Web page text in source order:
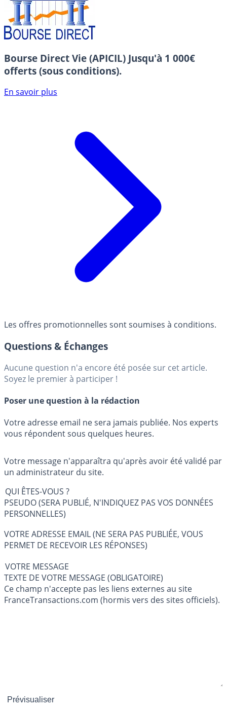
Bourse Direct Vie (APICIL) Jusqu'à 1 000€
offerts (sous conditions).
En savoir plus
Les offres promotionnelles sont soumises à conditions.
Questions & Échanges
Aucune question n'a encore été posée sur cet article.
Soyez le premier à participer !
Poser une question à la rédaction
Votre adresse email ne sera jamais publiée. Nos experts
vous répondent sous quelques heures.
Votre message n'apparaîtra qu'après avoir été validé par
un administrateur du site.
QUI ÊTES-VOUS ?
PSEUDO (SERA PUBLIÉ, N'INDIQUEZ PAS VOS DONNÉES
PERSONNELLES)
VOTRE ADRESSE EMAIL (NE SERA PAS PUBLIÉE, VOUS
PERMET DE RECEVOIR LES RÉPONSES)
VOTRE MESSAGE
TEXTE DE VOTRE MESSAGE (OBLIGATOIRE)
Ce champ n'accepte pas les liens externes au site
FranceTransactions.com (hormis vers des sites officiels).